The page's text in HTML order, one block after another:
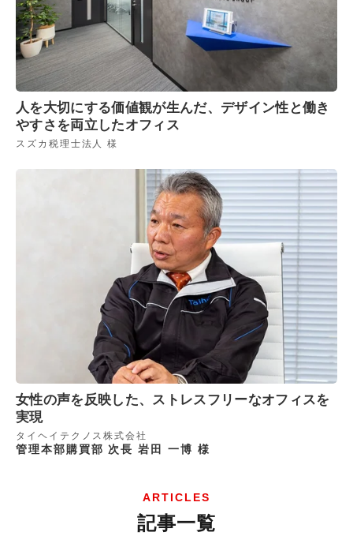
人を大切にする価値観が生んだ、デザイン性と働き
やすさを両立したオフィス
スズカ税理士法人 様
女性の声を反映した、ストレスフリーなオフィスを
実現
タイヘイテクノス株式会社
管理本部購買部 次長 岩田 一博 様
ARTICLES
記事一覧